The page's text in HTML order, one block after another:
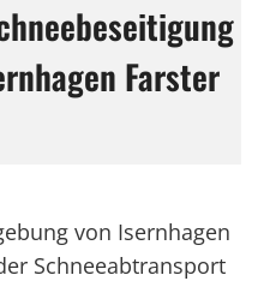
Farster
von Isernhagen
Schneeabtransport